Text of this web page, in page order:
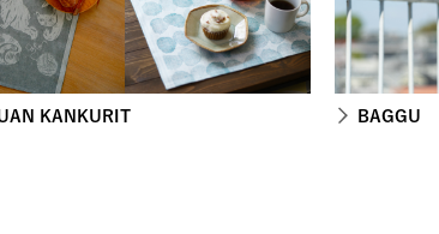
KANKURIT BAGGU